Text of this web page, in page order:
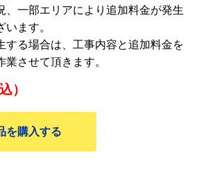
、一部エリアにより追加料金が発生
います。
する場合は、工事内容と追加料金を
業させて頂きます。
）
を購入する